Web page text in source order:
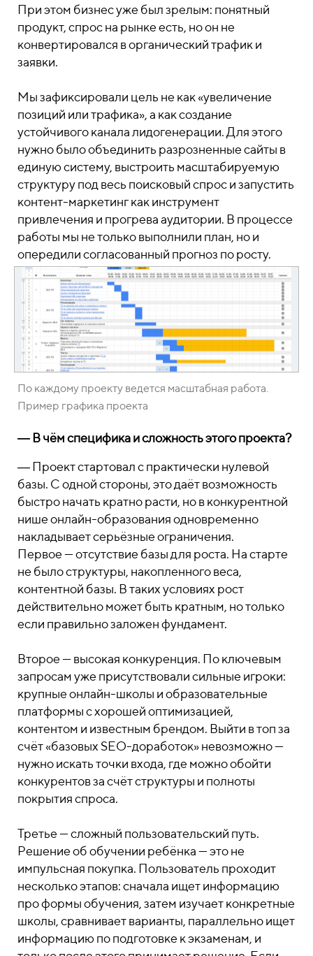
При этом бизнес уже был зрелым: понятный
продукт, спрос на рынке есть, но он не
конвертировался в органический трафик и
заявки.
Мы зафиксировали цель не как «увеличение
позиций или трафика», а как создание
устойчивого канала лидогенерации. Для этого
нужно было объединить разрозненные сайты в
единую систему, выстроить масштабируемую
структуру под весь поисковый спрос и запустить
контент-маркетинг как инструмент
привлечения и прогрева аудитории. В процессе
работы мы не только выполнили план, но и
опередили согласованный прогноз по росту.
По каждому проекту ведется масштабная работа.
Пример графика проекта
― В чём специфика и сложность этого проекта?
― Проект стартовал с практически нулевой
базы. С одной стороны, это даёт возможность
быстро начать кратно расти, но в конкурентной
нише онлайн-образования одновременно
накладывает серьёзные ограничения.
Первое — отсутствие базы для роста. На старте
не было структуры, накопленного веса,
контентной базы. В таких условиях рост
действительно может быть кратным, но только
если правильно заложен фундамент.
Второе — высокая конкуренция. По ключевым
запросам уже присутствовали сильные игроки:
крупные онлайн-школы и образовательные
платформы с хорошей оптимизацией,
контентом и известным брендом. Выйти в топ за
счёт «базовых SEO-доработок» невозможно —
нужно искать точки входа, где можно обойти
конкурентов за счёт структуры и полноты
покрытия спроса.
Третье — сложный пользовательский путь.
Решение об обучении ребёнка — это не
импульсная покупка. Пользователь проходит
несколько этапов: сначала ищет информацию
про формы обучения, затем изучает конкретные
школы, сравнивает варианты, параллельно ищет
информацию по подготовке к экзаменам, и